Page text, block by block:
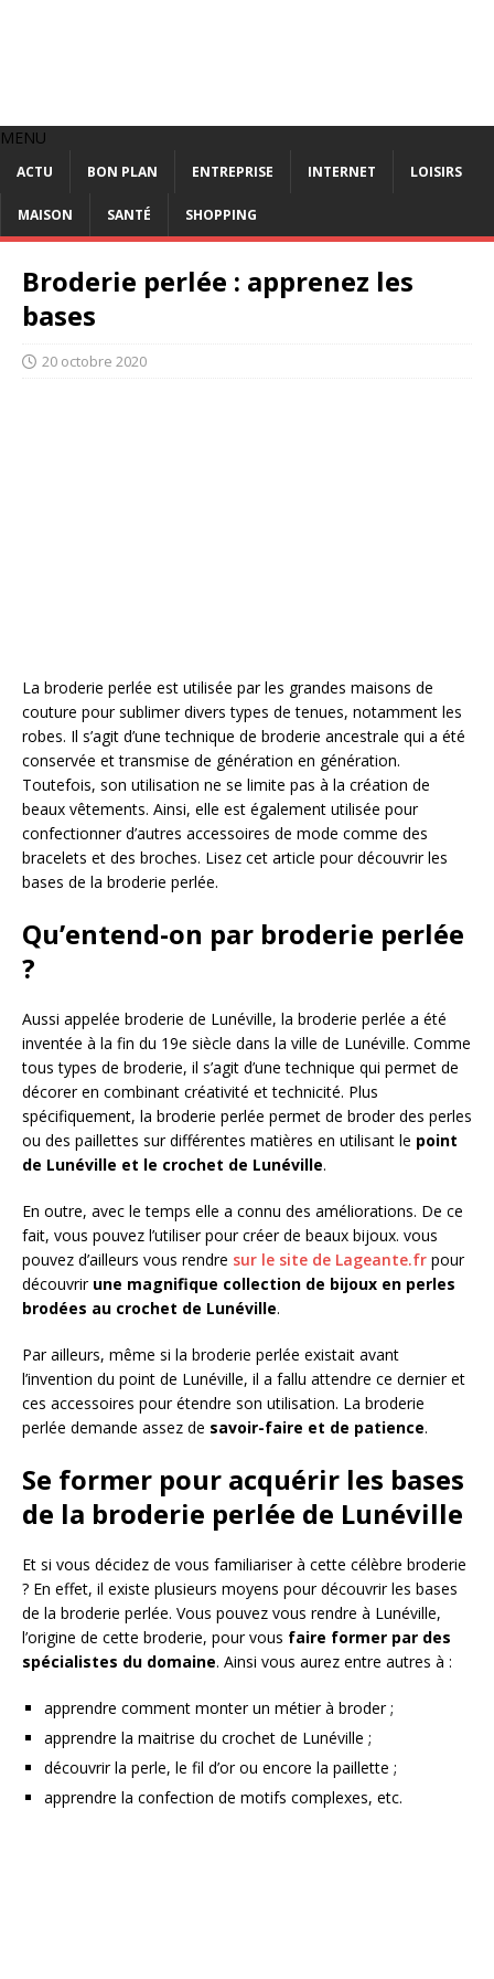
MENU
ACTU BON PLAN ENTREPRISE INTERNET LOISIRS
MAISON SANTÉ SHOPPING
Broderie perlée : apprenez les
bases
20 octobre 2020
La broderie perlée est utilisée par les grandes maisons de
couture pour sublimer divers types de tenues, notamment les
robes. Il s’agit d’une technique de broderie ancestrale qui a été
conservée et transmise de génération en génération.
Toutefois, son utilisation ne se limite pas à la création de
beaux vêtements. Ainsi, elle est également utilisée pour
confectionner d’autres accessoires de mode comme des
bracelets et des broches. Lisez cet article pour découvrir les
bases de la broderie perlée.
Qu’entend-on par broderie perlée
?
Aussi appelée broderie de Lunéville, la broderie perlée a été
inventée à la fin du 19e siècle dans la ville de Lunéville. Comme
tous types de broderie, il s’agit d’une technique qui permet de
décorer en combinant créativité et technicité. Plus
spécifiquement, la broderie perlée permet de broder des perles
ou des paillettes sur différentes matières en utilisant le point
de Lunéville et le crochet de Lunéville.
En outre, avec le temps elle a connu des améliorations. De ce
fait, vous pouvez l’utiliser pour créer de beaux bijoux. vous
pouvez d’ailleurs vous rendre sur le site de Lageante.fr pour
découvrir une magnifique collection de bijoux en perles
brodées au crochet de Lunéville.
Par ailleurs, même si la broderie perlée existait avant
l’invention du point de Lunéville, il a fallu attendre ce dernier et
ces accessoires pour étendre son utilisation. La broderie
perlée demande assez de savoir-faire et de patience.
Se former pour acquérir les bases
de la broderie perlée de Lunéville
Et si vous décidez de vous familiariser à cette célèbre broderie
? En effet, il existe plusieurs moyens pour découvrir les bases
de la broderie perlée. Vous pouvez vous rendre à Lunéville,
l’origine de cette broderie, pour vous faire former par des
spécialistes du domaine. Ainsi vous aurez entre autres à :
apprendre comment monter un métier à broder ;
apprendre la maitrise du crochet de Lunéville ;
découvrir la perle, le fil d’or ou encore la paillette ;
apprendre la confection de motifs complexes, etc.